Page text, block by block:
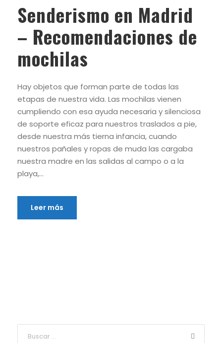
Senderismo en Madrid
– Recomendaciones de
mochilas
Hay objetos que forman parte de todas las
etapas de nuestra vida. Las mochilas vienen
cumpliendo con esa ayuda necesaria y silenciosa
de soporte eficaz para nuestros traslados a pie,
desde nuestra más tierna infancia, cuando
nuestros pañales y ropas de muda las cargaba
nuestra madre en las salidas al campo o a la
playa,...
Leer más